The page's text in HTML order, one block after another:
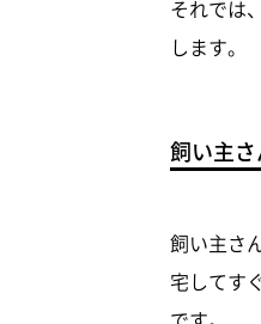
それでは
します。
飼い主
飼い主さ
宅してす